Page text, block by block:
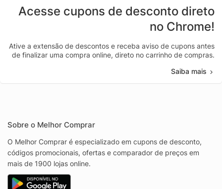
Acesse cupons de desconto direto
no Chrome!
Ative a extensão de descontos e receba aviso de cupons antes
de finalizar uma compra online, direto no carrinho de compras.
Saiba mais
Sobre o Melhor Comprar
O Melhor Comprar é especializado em cupons de desconto,
códigos promocionais, ofertas e comparador de preços em
mais de 1900 lojas online.